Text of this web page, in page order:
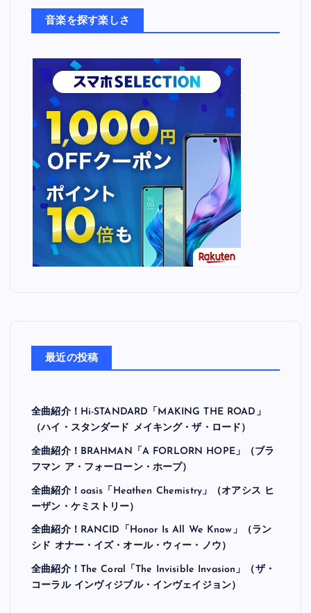
音楽を探す楽しさ
最近の投稿
全曲紹介！Hi-STANDARD「MAKING THE ROAD」
（ハイ・スタンダード メイキング・ザ・ロード）
全曲紹介！BRAHMAN「A FORLORN HOPE」（ブラ
フマン ア・フォーローン・ホープ）
全曲紹介！oasis「Heathen Chemistry」（オアシス ヒ
ーザン・ケミストリー）
全曲紹介！RANCID「Honor Is All We Know」（ラン
シド オナー・イズ・オール・ウィー・ノウ）
全曲紹介！The Coral「The Invisible Invasion」（ザ・
コーラル インヴィジブル・インヴェイジョン）